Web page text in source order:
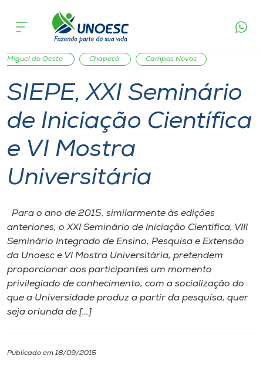
Cursos
Onde estamos
Pesquisa
Atendimento ao Estudante
Portal de Ensino
Internacionalização
I.nova
Cultura
acontece
Xanxerê
Miguel do Oeste
Chapecó Campos Novos
SIEPE, XXI Seminário
de Iniciação Científica
e VI Mostra
Universitária
Para o ano de 2015, similarmente às edições
anteriores, o XXI Seminário de Iniciação Científica, VIII
Seminário Integrado de Ensino, Pesquisa e Extensão
da Unoesc e VI Mostra Universitária, pretendem
proporcionar aos participantes um momento
privilegiado de conhecimento, com a socialização do
que a Universidade produz a partir da pesquisa, quer
seja oriunda de […]
Publicado em 18/09/2015